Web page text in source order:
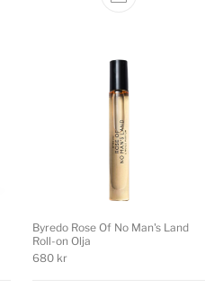
Byredo Rose Of No Man's Land
Roll-on Olja
680 kr